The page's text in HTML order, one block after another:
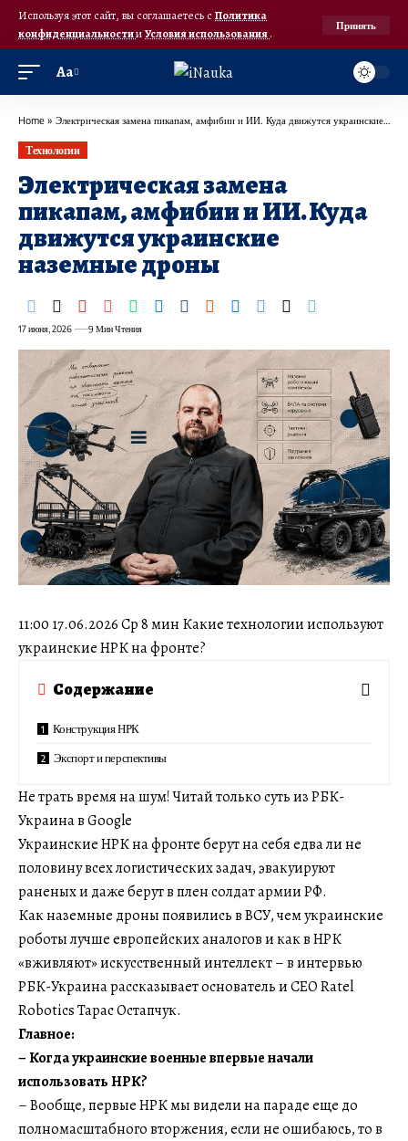
Используя этот сайт, вы соглашаетесь с Политика
конфиденциальностииУсловия использования.
Принять
Аа
Home » Электрическая замена пикапам, амфибии и ИИ. Куда движутся украинские наземные дроны
Технологии
Электрическая замена
пикапам, амфибии и ИИ. Куда
движутся украинские
наземные дроны
17 июня, 2026 9 Мин Чтения
11:00 17.06.2026 Ср 8 мин Какие технологии используют
украинские НРК на фронте?
Содержание
Конструкция НРК
Экспорт и перспективы
Не трать время на шум! Читай только суть из РБК-
Украина в Google
Украинские НРК на фронте берут на себя едва ли не
половину всех логистических задач, эвакуируют
раненых и даже берут в плен солдат армии РФ.
Как наземные дроны появились в ВСУ, чем украинские
роботы лучше европейских аналогов и как в НРК
«вживляют» искусственный интеллект – в интервью
РБК-Украина рассказывает основатель и CEO Ratel
Robotics Тарас Остапчук.
Главное:
–Когда украинские военные впервые начали
использовать НРК?
– Вообще, первые НРК мы видели на параде еще до
полномасштабного вторжения, если не ошибаюсь, то в